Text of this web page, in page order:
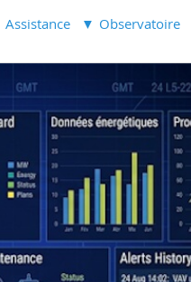
Assistance Observatoire